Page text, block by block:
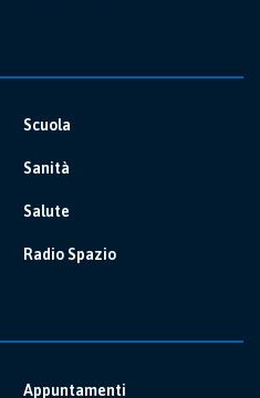
Scuola
Sanità
Salute
Radio Spazio
Appuntamenti